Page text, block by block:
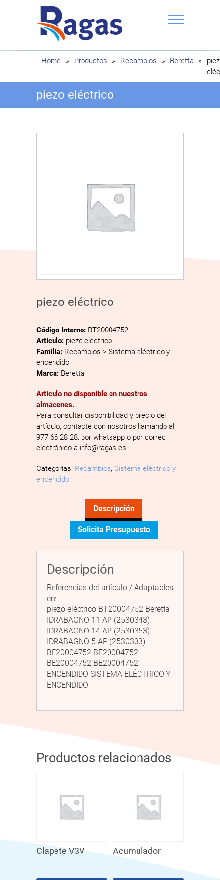
Ragas
Home » Productos » Recambios » Beretta »
piezo eléctrico
piezo eléctrico
Código Interno: BT20004752
Artículo: piezo eléctrico
Familia: Recambios > Sistema eléctrico y
encendido
Marca: Beretta
Artículo no disponible en nuestros
almacenes.
Para consultar disponibilidad y precio del
artículo, contacte con nosotros llamando al
977 66 28 28, por whatsapp o por correo
electrónico a info@ragas.es
Categorías: Recambios, Sistema eléctrico y
encendido
Descripción
Solicita Presupuesto
Descripción
Referencias del artículo / Adaptables
en:
piezo eléctrico BT20004752 Beretta
IDRABAGNO 11 AP (2530343)
IDRABAGNO 14 AP (2530353)
IDRABAGNO 5 AP (2530333)
BE20004752 BE20004752
BE20004752 BE20004752
ENCENDIDO SISTEMA ELÉCTRICO Y
ENCENDIDO
Productos relacionados
Clapete V3V Acumulador